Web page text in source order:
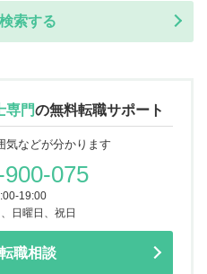
索する
専門の無料転職サポート
気などが分かります
075
19:00
日曜日、祝日
転職相談